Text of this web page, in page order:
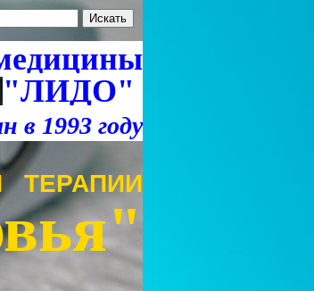
"ЛИДО"
в 1993 году
ТЕРАПИИ